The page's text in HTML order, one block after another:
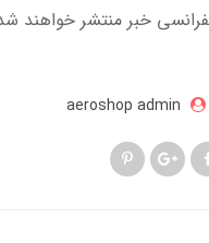
خبر منتشر خواهند
aeroshop admin